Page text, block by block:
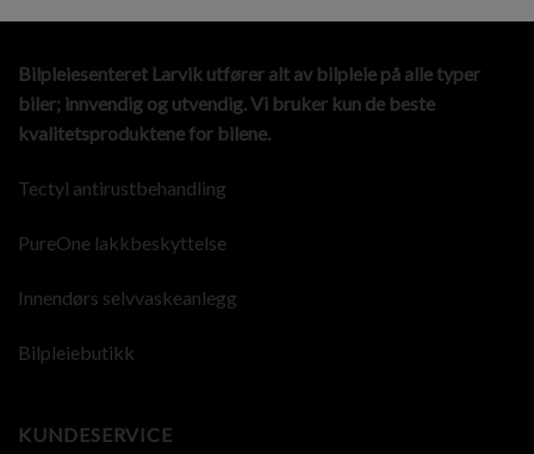
Bilpleiesenteret Larvik utfører alt av bilpleie på alle typer
biler; innvendig og utvendig. Vi bruker kun de beste
kvalitetsproduktene for bilene.
Tectyl antirustbehandling
PureOne lakkbeskyttelse
Innendørs selvvaskeanlegg
Bilpleiebutikk
KUNDESERVICE